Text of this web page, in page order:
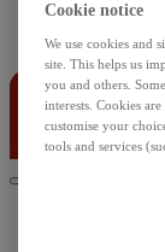
Kontakt
Cookie notice
We use cookies and
site. This helps us
you and others.
interests. Cookies
customise your
tools and services